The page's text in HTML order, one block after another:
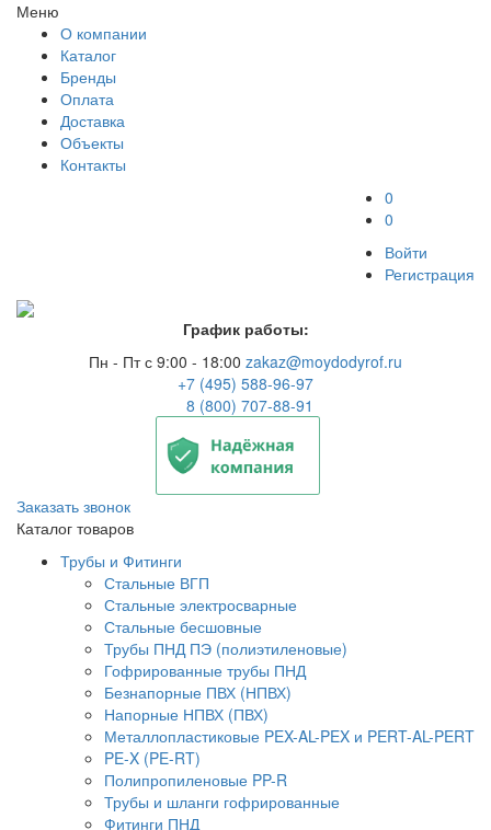
Меню
О компании
Каталог
Бренды
Оплата
Доставка
Объекты
Контакты
0
0
Войти
Регистрация
График работы:
Пн - Пт с 9:00 - 18:00 zakaz@moydodyrof.ru
+7 (495) 588-96-97
8 (800) 707-88-91
Заказать звонок
Каталог товаров
Трубы и Фитинги
Стальные ВГП
Стальные электросварные
Стальные бесшовные
Трубы ПНД ПЭ (полиэтиленовые)
Гофрированные трубы ПНД
Безнапорные ПВХ (НПВХ)
Напорные НПВХ (ПВХ)
Металлопластиковые PEX-AL-PEX и PERT-AL-PERT
PE-X (PE-RT)
Полипропиленовые PP-R
Трубы и шланги гофрированные
Фитинги ПНД